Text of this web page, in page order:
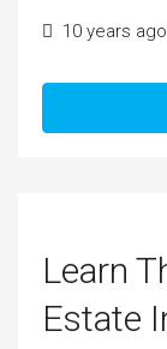
10 years ago
Learn
Estate